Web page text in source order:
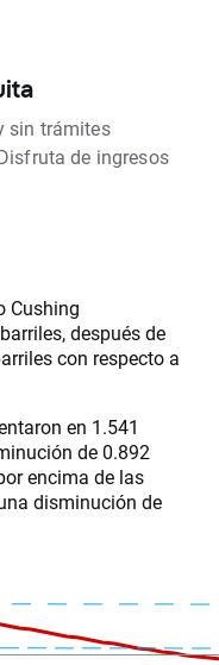
sin trámites
de ingresos
Cushing
después de
con respecto a
en 1.541
de 0.892
encima de las
disminución de